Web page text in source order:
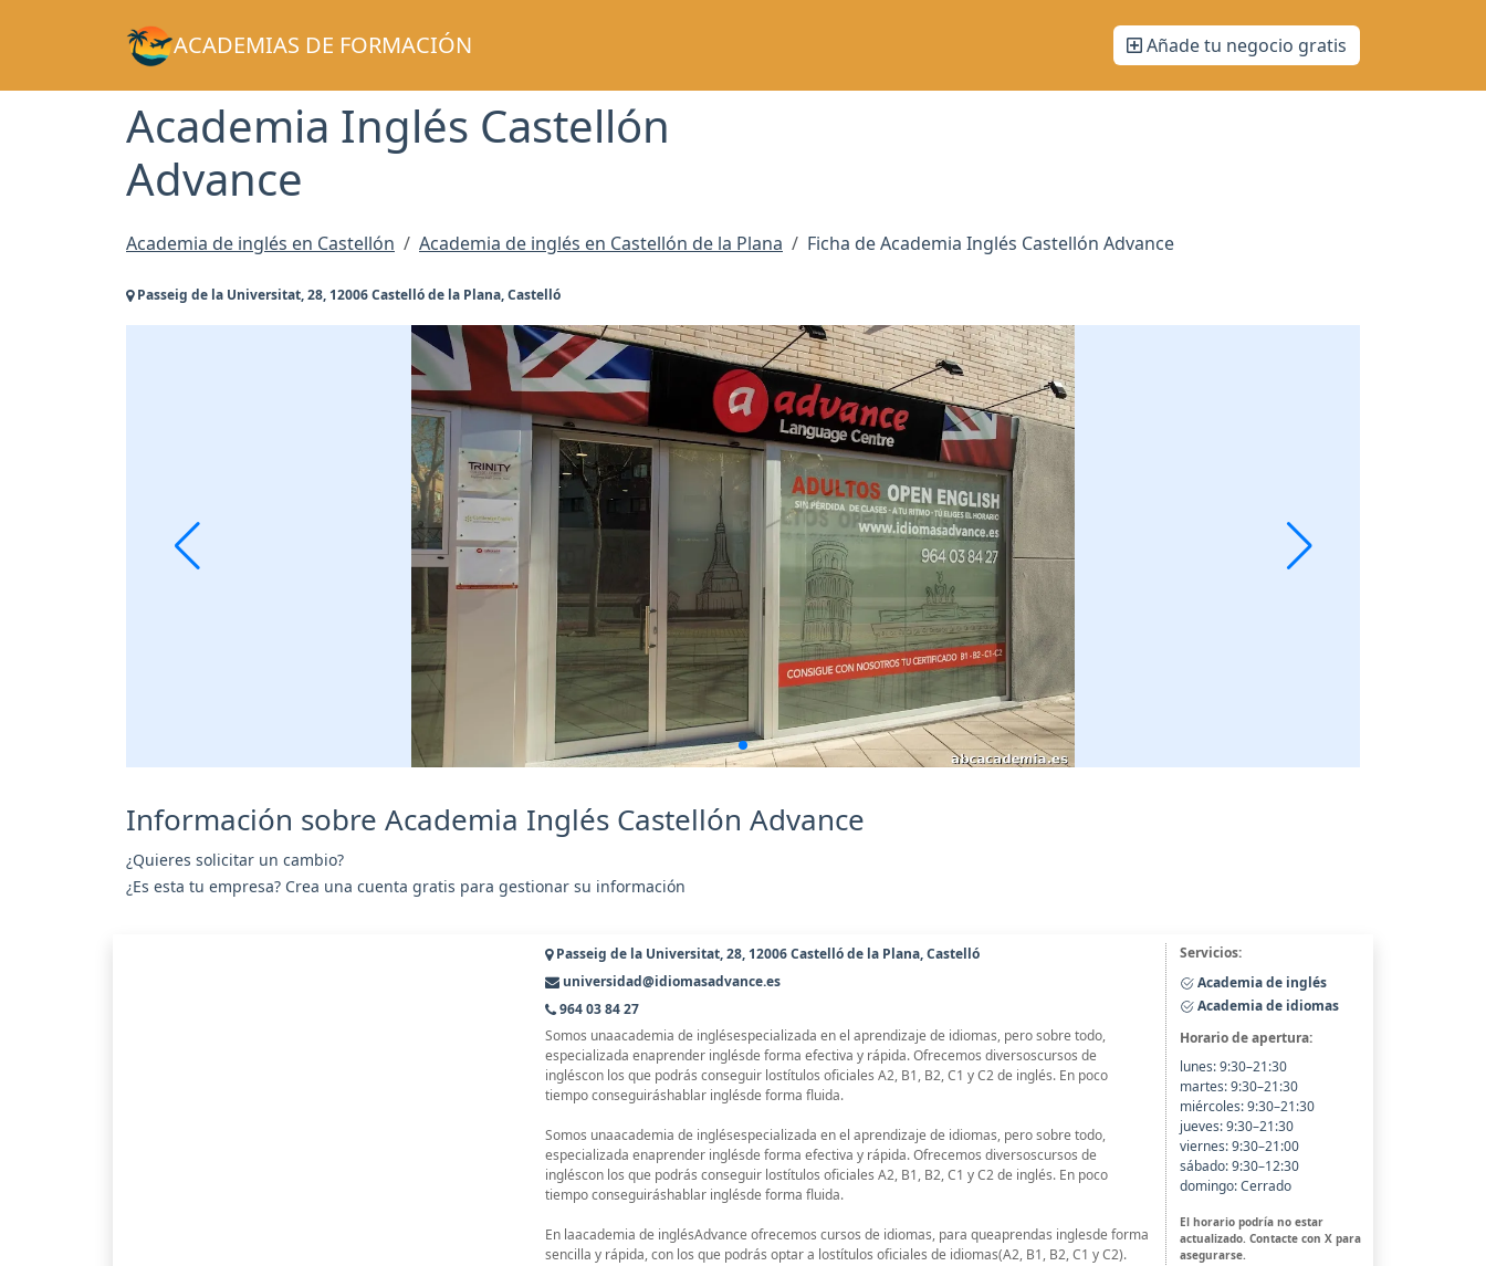
ACADEMIAS DE FORMACIÓN Añade tu negocio gratis
Academia Inglés Castellón
Advance
Academia de inglés en Castellón Academia de inglés en Castellón de la Plana Ficha de Academia Inglés Castellón Advance
Passeig de la Universitat, 28, 12006 Castelló de la Plana, Castelló
Información sobre Academia Inglés Castellón Advance
¿Quieres solicitar un cambio?
¿Es esta tu empresa? Crea una cuenta gratis para gestionar su información
Passeig de la Universitat, 28, 12006 Castelló de la Plana, Castelló
universidad@idiomasadvance.es
964 03 84 27
Somos unaacademia de inglésespecializada en el aprendizaje de idiomas, pero sobre todo,
especializada enaprender inglésde forma efectiva y rápida. Ofrecemos diversoscursos de
ingléscon los que podrás conseguir lostítulos oficiales A2, B1, B2, C1 y C2 de inglés. En poco
tiempo conseguiráshablar inglésde forma fluida.
Somos unaacademia de inglésespecializada en el aprendizaje de idiomas, pero sobre todo,
especializada enaprender inglésde forma efectiva y rápida. Ofrecemos diversoscursos de
ingléscon los que podrás conseguir lostítulos oficiales A2, B1, B2, C1 y C2 de inglés. En poco
tiempo conseguiráshablar inglésde forma fluida.
En laacademia de inglésAdvance ofrecemos cursos de idiomas, para queaprendas inglesde forma
sencilla y rápida, con los que podrás optar a lostítulos oficiales de idiomas(A2, B1, B2, C1 y C2).
Servicios:
Academia de inglés
Academia de idiomas
Horario de apertura:
lunes: 9:30–21:30
martes: 9:30–21:30
miércoles: 9:30–21:30
jueves: 9:30–21:30
viernes: 9:30–21:00
sábado: 9:30–12:30
domingo: Cerrado
El horario podría no estar
actualizado. Contacte con X para
asegurarse.